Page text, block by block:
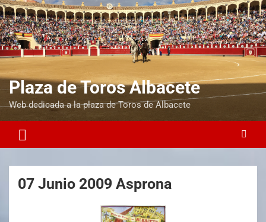
Plaza de Toros Albacete
Web dedicada a la plaza de Toros de Albacete
07 Junio 2009 Asprona